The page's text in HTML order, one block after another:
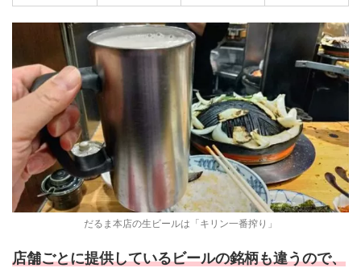
だるま本店の生ビールは「キリン一番搾り」
店舗ごとに提供しているビールの銘柄も違うので、